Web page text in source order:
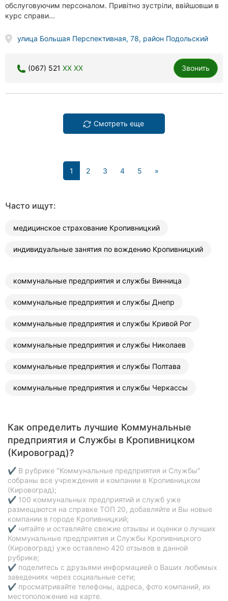
обслуговуючим персоналом. Привітно зустріли, ввійшовши в
курс справи...
улица Большая Перспективная, 78, район Подольский
(067) 521 XX XX Звонить
Смотреть еще
1 (current)
2 3 4 5 »
Часто ищут:
медицинское страхование Кропивницкий
индивидуальные занятия по вождению Кропивницкий
коммунальные предприятия и службы Винница
коммунальные предприятия и службы Днепр
коммунальные предприятия и службы Кривой Рог
коммунальные предприятия и службы Николаев
коммунальные предприятия и службы Полтава
коммунальные предприятия и службы Черкассы
Как определить лучшие Коммунальные
предприятия и Службы в Кропивницком
(Кировоград)?
✔ В рубрике "Коммунальные предприятия и Службы"
собраны все учреждения и компании в Кропивницком
(Кировоград);
✔ 100 коммунальных предприятий и служб уже
размещаются на справке ТОП 20, добавляйте и Вы новые
компании в городе Кропивницкий;
✔ читайте и оставляйте свежие отзывы и оценки о лучших
Коммунальные предприятия и Службы Кропивницкого
(Кировоград) уже оставлено 420 отзывов в данной
рубрике;
✔ поделитесь с друзьями информацией о Ваших любимых
заведениях через социальные сети;
✔ просматривайте телефоны, адреса, фото компаний, их
местоположение на карте.